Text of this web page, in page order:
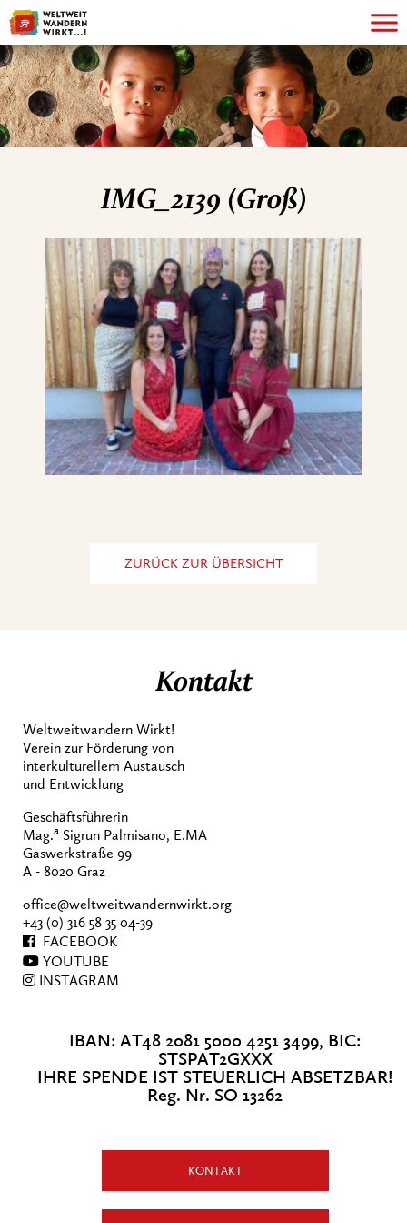
IMG_2139 (Groß)
ZURÜCK ZUR ÜBERSICHT
Kontakt
Weltweitwandern Wirkt!
Verein zur Förderung von
interkulturellem Austausch
und Entwicklung
Geschäftsführerin
Mag.a Sigrun Palmisano, E.MA
Gaswerkstraße 99
A - 8020 Graz
office@weltweitwandernwirkt.org
+43 (0) 316 58 35 04-39
FACEBOOK
YOUTUBE
INSTAGRAM
IBAN: AT48 2081 5000 4251 3499, BIC:
STSPAT2GXXX
IHRE SPENDE IST STEUERLICH ABSETZBAR!
Reg. Nr. SO 13262
KONTAKT